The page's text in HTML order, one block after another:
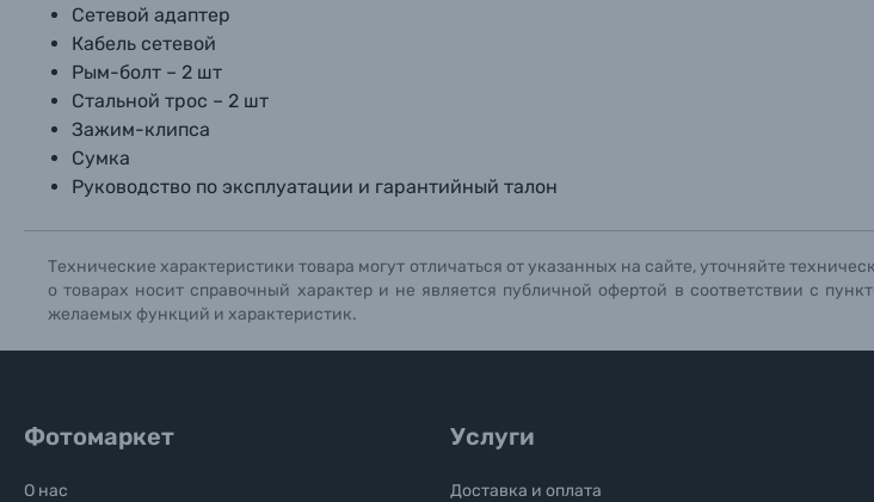
Сетевой адаптер
Кабель сетевой
Рым-болт – 2 шт
Стальной трос – 2 шт
Зажим-клипса
Сумка
Руководство по эксплуатации и гарантийный талон
Технические характеристики товара могут отличаться от указанных на сайте, уточняйте
о товарах носит справочный характер и не является публичной офертой в соответствии с
желаемых функций и характеристик.
Фотомаркет
О нас
Услуги
Доставка и оплата